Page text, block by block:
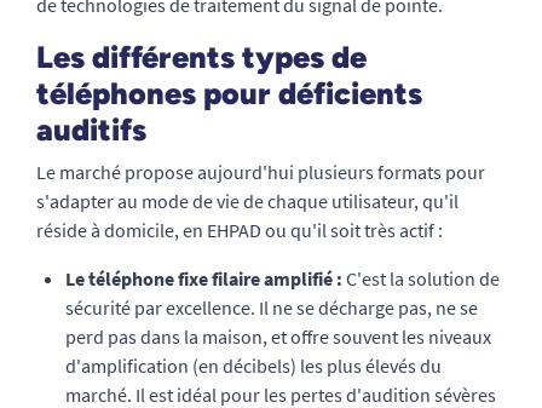
de technologies de traitement du signal de pointe.
Les différents types de
téléphones pour déficients
auditifs
Le marché propose aujourd'hui plusieurs formats pour
s'adapter au mode de vie de chaque utilisateur, qu'il
réside à domicile, en EHPAD ou qu'il soit très actif :
Le téléphone fixe filaire amplifié : C'est la solution de
sécurité par excellence. Il ne se décharge pas, ne se
perd pas dans la maison, et offre souvent les niveaux
d'amplification (en décibels) les plus élevés du
marché. Il est idéal pour les pertes d'audition sévères